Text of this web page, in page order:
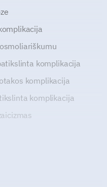
komplikacija
komplikacija
komplikacija